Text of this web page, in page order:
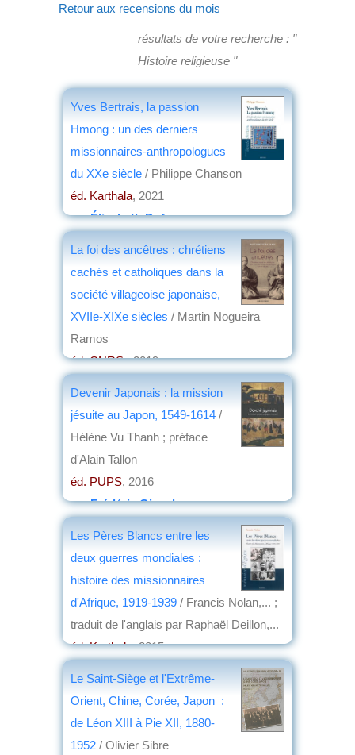
Retour aux recensions du mois
résultats de votre recherche : "
Histoire religieuse "
Yves Bertrais, la passion
Hmong : un des derniers
missionnaires-anthropologues
du XXe siècle / Philippe Chanson
éd. Karthala, 2021
parÉlisabeth Dufourcq
La foi des ancêtres : chrétiens
cachés et catholiques dans la
société villageoise japonaise,
XVIIe-XIXe siècles / Martin Nogueira
Ramos
éd. CNRS, 2019
Devenir Japonais : la mission
jésuite au Japon, 1549-1614 /
Hélène Vu Thanh ; préface
d'Alain Tallon
éd. PUPS, 2016
parFrédéric Girard
Les Pères Blancs entre les
deux guerres mondiales :
histoire des missionnaires
d'Afrique, 1919-1939 / Francis Nolan,... ;
traduit de l'anglais par Raphaël Deillon,...
éd. Karthala, 2015
Le Saint-Siège et l'Extrême-
Orient, Chine, Corée, Japon :
de Léon XIII à Pie XII, 1880-
1952 / Olivier Sibre